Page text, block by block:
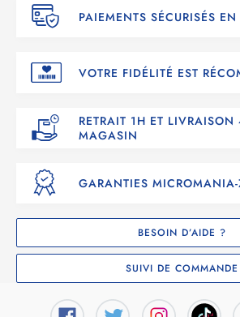
PAIEMENTS SÉCURISÉS
VOTRE FIDÉLITÉ EST
RETRAIT 1H ET
MAGASIN
GARANTIES
BESOIN D’AIDE ?
SUIVI DE COMMANDE